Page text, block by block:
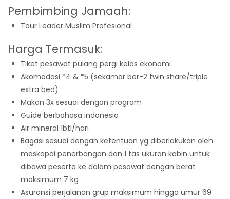
Pembimbing Jamaah:
Tour Leader Muslim Profesional
Harga Termasuk:
Tiket pesawat pulang pergi kelas ekonomi
Akomodasi *4 & *5 (sekamar ber-2 twin share/triple
extra bed)
Makan 3x sesuai dengan program
Guide berbahasa indonesia
Air mineral 1btl/hari
Bagasi sesuai dengan ketentuan yg diberlakukan oleh
maskapai penerbangan dan 1 tas ukuran kabin untuk
dibawa peserta ke dalam pesawat dengan berat
maksimum 7 kg
Asuransi perjalanan grup maksimum hingga umur 69